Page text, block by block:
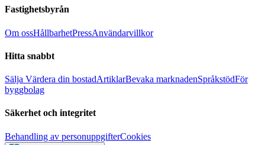
Fastighetsbyrån
Om ossHållbarhetPressAnvändarvillkor
Hitta snabbt
Sälja Värdera din bostadArtiklarBevaka marknadenSpråkstödFör
byggbolag
Säkerhet och integritet
Behandling av personuppgifterCookies